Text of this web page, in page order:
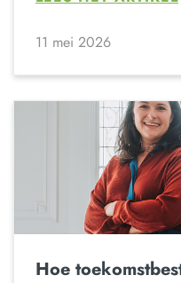
11 mei 2026
Hoe